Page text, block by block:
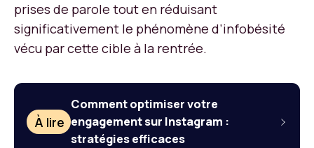
prises de parole tout en réduisant
significativement le phénomène d’infobésité
vécu par cette cible à la rentrée.
À lire
Comment optimiser votre
engagement sur Instagram :
stratégies efficaces